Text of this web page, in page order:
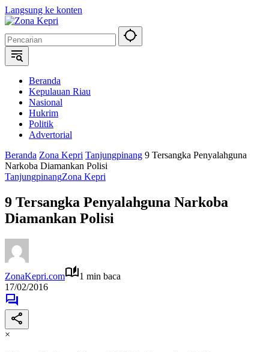
Langsung ke konten
Beranda
Kepulauan Riau
Nasional
Hukrim
Politik
Advertorial
Beranda Zona Kepri Tanjungpinang 9 Tersangka Penyalahguna
Narkoba Diamankan Polisi
TanjungpinangZona Kepri
9 Tersangka Penyalahguna Narkoba
Diamankan Polisi
ZonaKepri.com
1 min baca
17/02/2016
×